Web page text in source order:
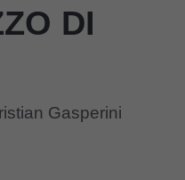
DI
Gasperini